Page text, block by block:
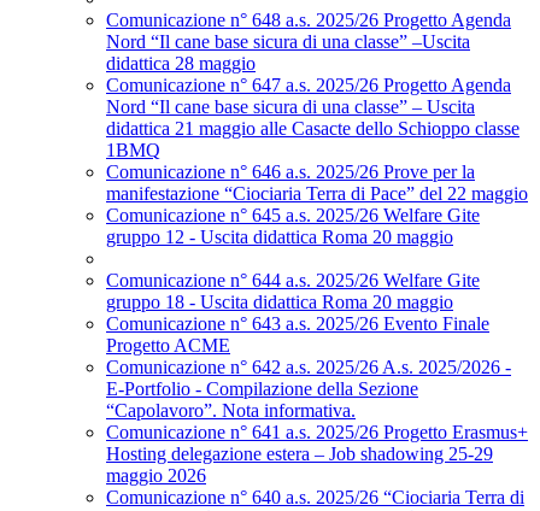
Comunicazione n° 648 a.s. 2025/26 Progetto Agenda
Nord “Il cane base sicura di una classe” –Uscita
didattica 28 maggio
Comunicazione n° 647 a.s. 2025/26 Progetto Agenda
Nord “Il cane base sicura di una classe” – Uscita
didattica 21 maggio alle Casacte dello Schioppo classe
1BMQ
Comunicazione n° 646 a.s. 2025/26 Prove per la
manifestazione “Ciociaria Terra di Pace” del 22 maggio
Comunicazione n° 645 a.s. 2025/26 Welfare Gite
gruppo 12 - Uscita didattica Roma 20 maggio
Comunicazione n° 644 a.s. 2025/26 Welfare Gite
gruppo 18 - Uscita didattica Roma 20 maggio
Comunicazione n° 643 a.s. 2025/26 Evento Finale
Progetto ACME
Comunicazione n° 642 a.s. 2025/26 A.s. 2025/2026 -
E-Portfolio - Compilazione della Sezione
“Capolavoro”. Nota informativa.
Comunicazione n° 641 a.s. 2025/26 Progetto Erasmus+
Hosting delegazione estera – Job shadowing 25-29
maggio 2026
Comunicazione n° 640 a.s. 2025/26 “Ciociaria Terra di